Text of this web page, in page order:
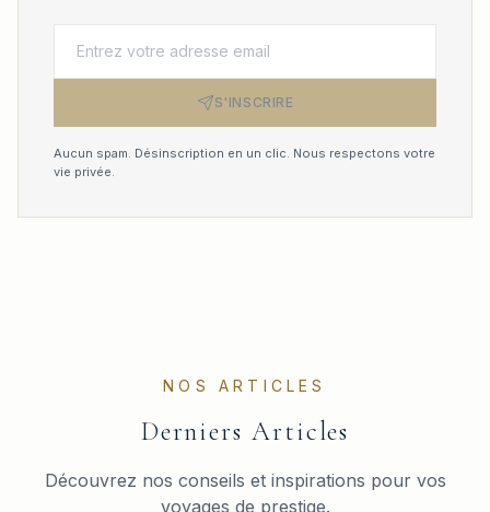
S'INSCRIRE
Aucun spam. Désinscription en un clic. Nous respectons votre
vie privée.
NOS ARTICLES
Derniers Articles
Découvrez nos conseils et inspirations pour vos
voyages de prestige.